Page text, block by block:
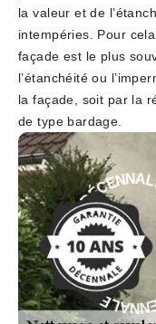
la valeur et de
intempéries. Pour
façade est le plus
l’étanchéité ou
la façade, soit par la
de type bardage.
G
A
R
A
N
T
I
E
D
É
C
E
NNALE -
L
E
-